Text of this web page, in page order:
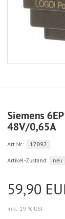
Siemens
48V/0,65A
Art.Nr.: 17092
Artikel-Zustand: neu
59,90
inkl. 19 % USt